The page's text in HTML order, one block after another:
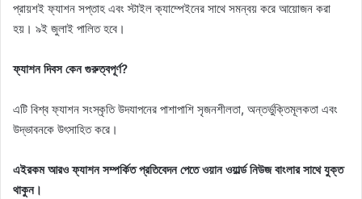
প্রায়শই ফ্যাশন সপ্তাহ এবং স্টাইল ক্যাম্পেইনের সাথে সমন্বয় করে আয়োজন করা
হয়। ৯ই জুলাই পালিত হবে।
ফ্যাশন দিবস কেন গুরুত্বপূর্ণ?
এটি বিশ্ব ফ্যাশন সংস্কৃতি উদযাপনের পাশাপাশি সৃজনশীলতা, অন্তর্ভুক্তিমূলকতা এবং
উদ্ভাবনকে উৎসাহিত করে।
এইরকম আরও ফ্যাশন সম্পর্কিত প্রতিবেদন পেতে ওয়ান ওয়ার্ল্ড নিউজ বাংলার সাথে যুক্ত
থাকুন।